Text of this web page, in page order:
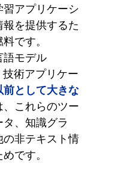
アプリケーシ
を提供するた
です。
語モデル
技術アプリケー
前として大きな
、これらのツー
、知識グラ
非テキスト情
です。